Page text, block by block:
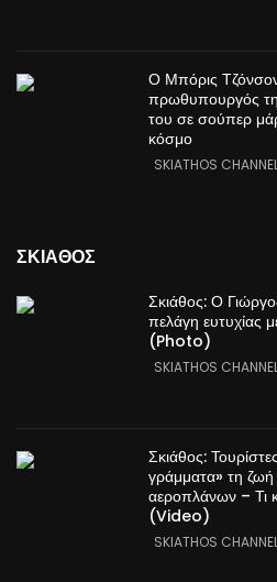
Ο Μπόρις
πρωθυπουργός
του σε σούπερ
κόσμο
SKIATHOS
ΣΚΙΑΘΟΣ
Σκιάθος: Ο
πελάγη ευτυχίας
(Photo)
SKIATHOS
Σκιάθος:
γράμματα» τη ζωή
αεροπλάνων – Τι
(Video)
SKIATHOS